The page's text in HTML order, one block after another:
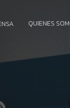
QUIENES